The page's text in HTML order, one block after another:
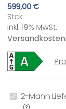
599,00 €
Stck
inkl. 19% MwSt.
2-Mann